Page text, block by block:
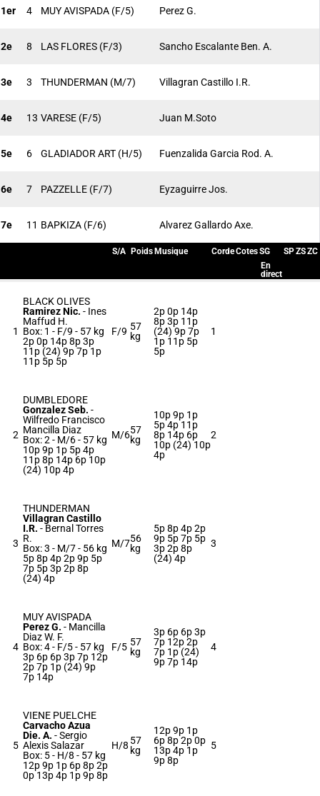
1er 4 MUY AVISPADA (F/5) Perez G.
2e 8 LAS FLORES (F/3) Sancho Escalante Ben. A.
3e 3 THUNDERMAN (M/7) Villagran Castillo I.R.
4e 13 VARESE (F/5) Juan M.Soto
5e 6 GLADIADOR ART (H/5) Fuenzalida Garcia Rod. A.
6e 7 PAZZELLE (F/7) Eyzaguirre Jos.
7e 11 BAPKIZA (F/6) Alvarez Gallardo Axe.
S/A Poids Musique CordeCotesSG SPZSZC
En
direct
1
BLACK OLIVES
Ramirez Nic. - Ines
Maffud H.
Box: 1 - F/9 - 57 kg
2p 0p 14p 8p 3p
11p (24) 9p 7p 1p
11p 5p 5p
F/9 57
kg
2p 0p 14p
8p 3p 11p
(24) 9p 7p
1p 11p 5p
5p
1
2
DUMBLEDORE
Gonzalez Seb. -
Wilfredo Francisco
Mancilla Diaz
Box: 2 - M/6 - 57 kg
10p 9p 1p 5p 4p
11p 8p 14p 6p 10p
(24) 10p 4p
M/657
kg
10p 9p 1p
5p 4p 11p
8p 14p 6p
10p (24) 10p
4p
2
3
THUNDERMAN
Villagran Castillo
I.R. - Bernal Torres
R.
Box: 3 - M/7 - 56 kg
5p 8p 4p 2p 9p 5p
7p 5p 3p 2p 8p
(24) 4p
M/756
kg
5p 8p 4p 2p
9p 5p 7p 5p
3p 2p 8p
(24) 4p
3
4
MUY AVISPADA
Perez G. - Mancilla
Diaz W. F.
Box: 4 - F/5 - 57 kg
3p 6p 6p 3p 7p 12p
2p 7p 1p (24) 9p
7p 14p
F/5 57
kg
3p 6p 6p 3p
7p 12p 2p
7p 1p (24)
9p 7p 14p
4
5
VIENE PUELCHE
Carvacho Azua
Die. A. -Sergio
Alexis Salazar
Box: 5 - H/8 - 57 kg
12p 9p 1p 6p 8p 2p
0p 13p 4p 1p 9p 8p
H/8 57
kg
12p 9p 1p
6p 8p 2p 0p
13p 4p 1p
9p 8p
5